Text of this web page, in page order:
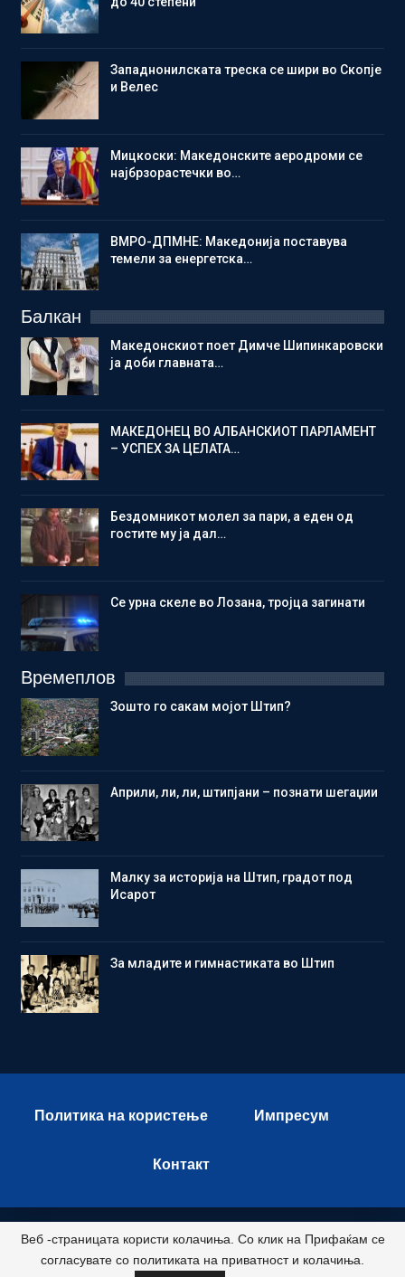
Западнонилската треска се шири во Скопје
и Велес
Мицкоски: Македонските аеродроми се
најбрзорастечки во…
ВМРО-ДПМНЕ: Македонија поставува
темели за енергетска…
Балкан
Македонскиот поет Димче Шипинкаровски
ја доби главната…
МАКЕДОНЕЦ ВО АЛБАНСКИОТ ПАРЛАМЕНТ
– УСПЕХ ЗА ЦЕЛАТА…
Бездомникот молел за пари, а еден од
гостите му ја дал…
Се урна скеле во Лозана, тројца загинати
Времеплов
Зошто го сакам мојот Штип?
Aприли, ли, ли, штипјани – познати шегаџии
Малку за историја на Штип, градот под
Исарот
Зa младите и гимнастиката во Штип
Политика на користење Импресум
Контакт
© 2026 - Istok Press. All Rights Reserved.
Развиено и хостирано од
Веб -страницата користи колачиња. Со клик на Прифаќам се
согласувате со политиката на приватност и колачиња.